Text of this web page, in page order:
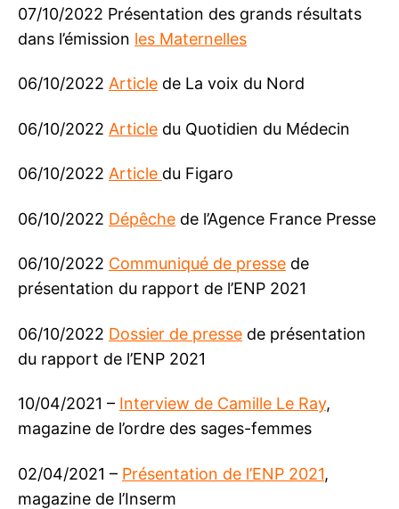
07/10/2022 Présentation des grands résultats
dans l’émission les Maternelles
06/10/2022 Article de La voix du Nord
06/10/2022 Article du Quotidien du Médecin
06/10/2022 Article du Figaro
06/10/2022 Dépêche de l’Agence France Presse
06/10/2022 Communiqué de presse de
présentation du rapport de l’ENP 2021
06/10/2022 Dossier de presse de présentation
du rapport de l’ENP 2021
10/04/2021 – Interview de Camille Le Ray,
magazine de l’ordre des sages-femmes
02/04/2021 – Présentation de l’ENP 2021,
magazine de l’Inserm